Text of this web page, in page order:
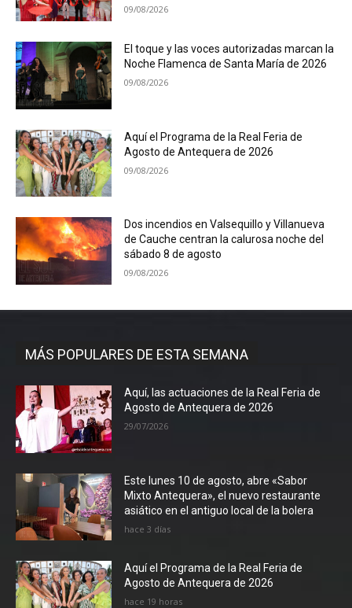
09/08/2026
El toque y las voces autorizadas marcan la
Noche Flamenca de Santa María de 2026
09/08/2026
Aquí el Programa de la Real Feria de
Agosto de Antequera de 2026
09/08/2026
Dos incendios en Valsequillo y Villanueva
de Cauche centran la calurosa noche del
sábado 8 de agosto
09/08/2026
MÁS POPULARES DE ESTA SEMANA
Aquí, las actuaciones de la Real Feria de
Agosto de Antequera de 2026
29/07/2026
Este lunes 10 de agosto, abre «Sabor
Mixto Antequera», el nuevo restaurante
asiático en el antiguo local de la bolera
hace 3 días
Aquí el Programa de la Real Feria de
Agosto de Antequera de 2026
hace 19 horas